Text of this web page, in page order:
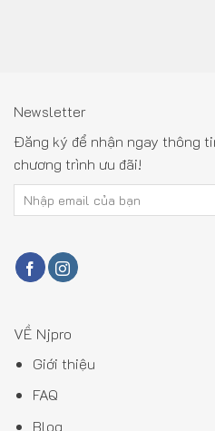
Newsletter
Đăng ký để nhận ngay thông
chương trình ưu đãi!
VỀ Njpro
Giới thiệu
FAQ
Blog